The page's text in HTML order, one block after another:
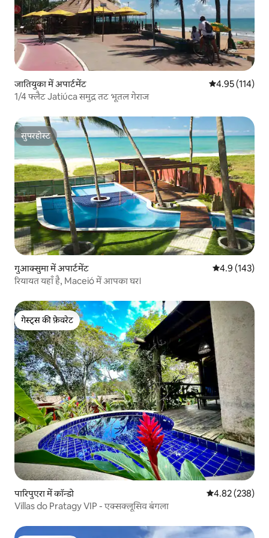
जातियुका में अपार्टमेंट औसत रेटिंग 5 में से
4.95 (114)
1/4 फ्लैट Jatiúca समुद्र तट भूतल गेराज
सुपरहोस्ट
सुपरहोस्ट
गुआक्सुमा में अपार्टमेंट औसत रेटिंग 5 में
4.9 (143)
रियायत यहाँ है, Maceió में आपका घर।
गेस्ट्स की फ़ेवरेट
गेस्ट्स की फ़ेवरेट
पारिपुएरा में कॉन्डो औसत रेटिंग 5 में से
4.82 (238)
Villas do Pratagy VIP - एक्सक्लूसिव बंगला